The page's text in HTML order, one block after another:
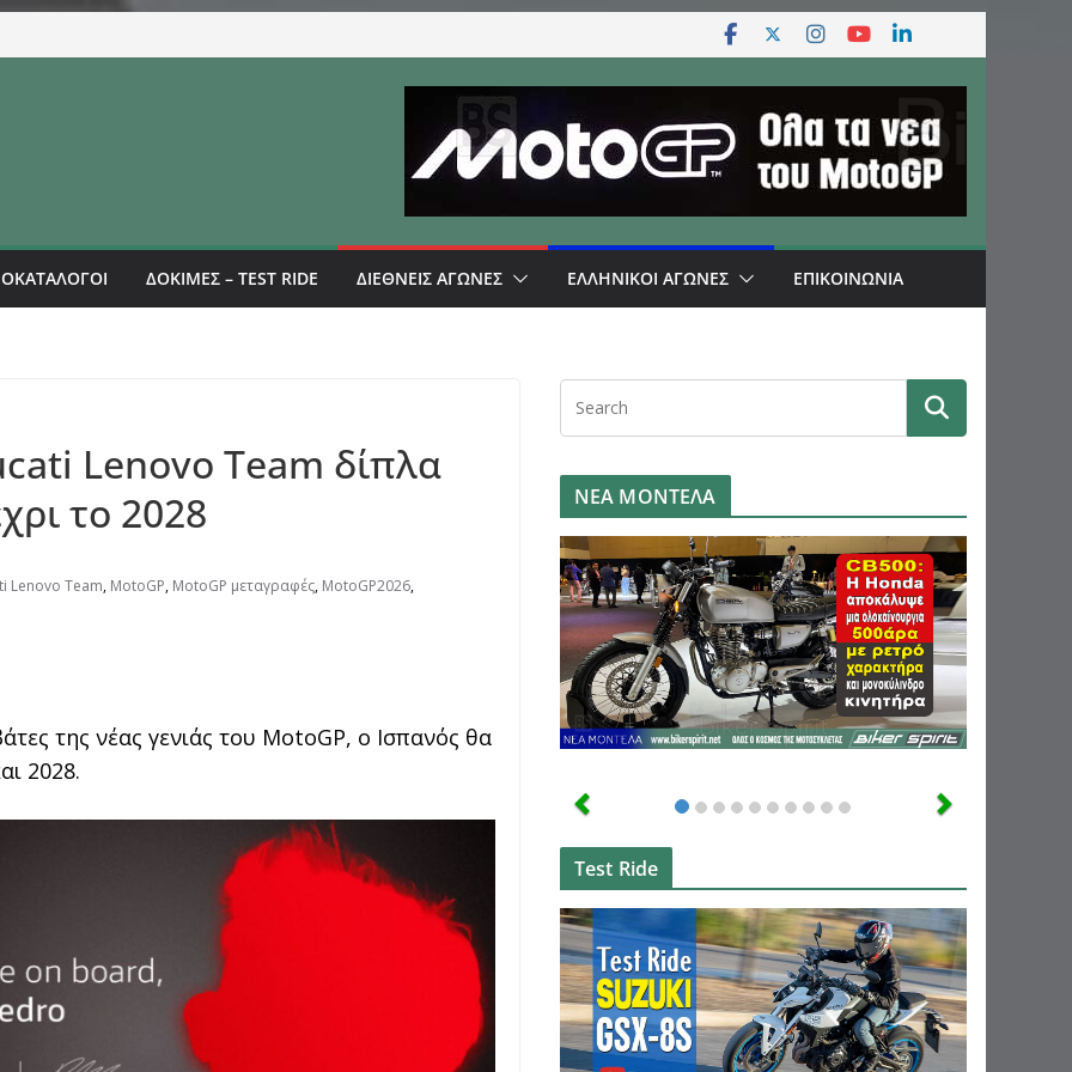
ΔΟΚΙΜΕΣ – TEST RIDE ΔΙΕΘΝΕΙΣ ΑΓΩΝΕΣ ΕΛΛΗΝΙΚΟΙ ΑΓΩΝΕΣ ΕΠΙΚΟΙΝΩΝΙΑ
Lenovo Team δίπλα
το 2028
Lenovo Team, MotoGP, MotoGP μεταγραφές, MotoGP2026,
της νέας γενιάς του MotoGP, ο Ισπανός θα
2028.
ΝΕΑ ΜΟΝΤΕΛΑ
Test Ride